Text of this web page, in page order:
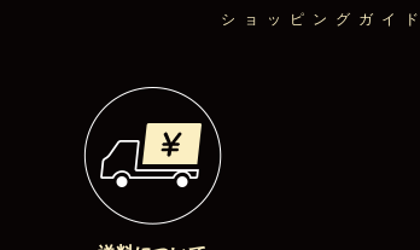
ショッピングガイド